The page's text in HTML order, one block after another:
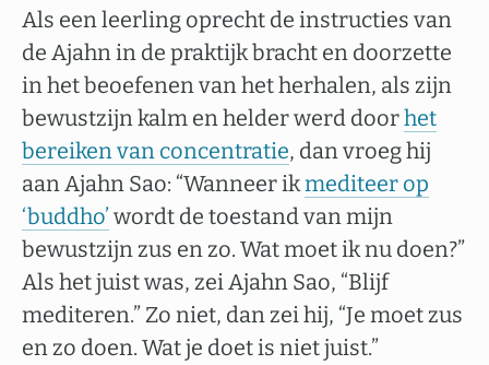
Als een leerling oprecht de instructies van
de Ajahn in de praktijk bracht en doorzette
in het beoefenen van het herhalen, als zijn
bewustzijn kalm en helder werd doorhet
bereiken van concentratie, dan vroeg hij
aan Ajahn Sao: “Wanneer ikmediteer op
‘buddho’wordt de toestand van mijn
bewustzijn zus en zo. Wat moet ik nu doen?”
Als het juist was, zei Ajahn Sao, “Blijf
mediteren.” Zo niet, dan zei hij, “Je moet zus
en zo doen. Wat je doet is niet juist.”